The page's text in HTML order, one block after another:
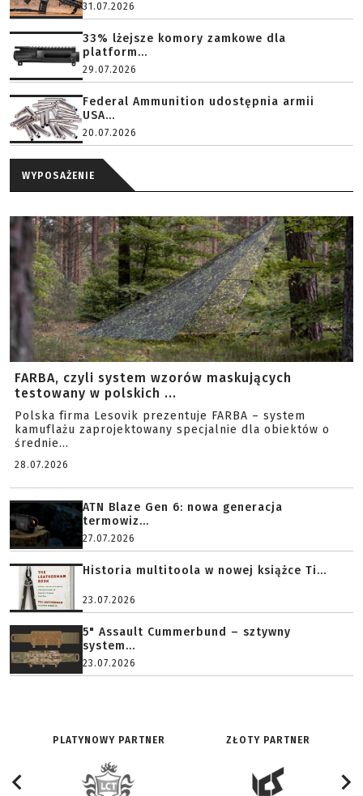
31.07.2026
33% lżejsze komory zamkowe dla
platform...
29.07.2026
Federal Ammunition udostępnia armii
USA...
20.07.2026
WYPOSAŻENIE
FARBA, czyli system wzorów maskujących
testowany w polskich ...
Polska firma Lesovik prezentuje FARBA – system
kamuflażu zaprojektowany specjalnie dla obiektów o
średnie...
28.07.2026
ATN Blaze Gen 6: nowa generacja
termowiz...
27.07.2026
Historia multitoola w nowej książce Ti...
23.07.2026
5" Assault Cummerbund – sztywny
system...
23.07.2026
PLATYNOWY PARTNER ZŁOTY PARTNER